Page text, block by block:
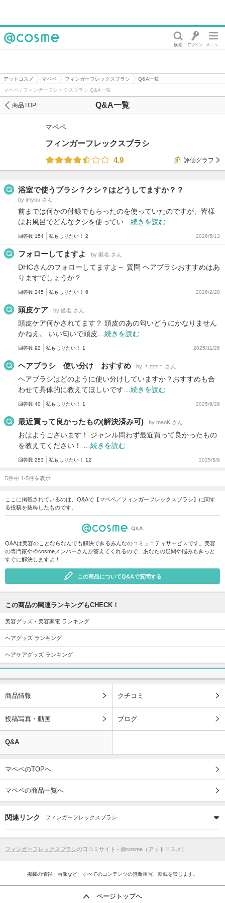
アットコスメ マペペ フィンガーフレックスブラシ
Q&A一覧
マペペ / フィンガーフレックスブラシ Q&A一覧
Q&A一覧
商品TOP
マペペ
フィンガーフレックスブラシ
4.9
評価グラフ
浴室で使うブラシ？クシ？はどうしてますか？？
by imyou さん
前までは何かの付録でもらったのを使っていたのですが、皆様
はお風呂でどんなクシを使ってい… 続きを読む
回答数 154 私もしりたい！ 2 2026/5/13
フォローしてますよ by 匿名 さん
DHCさんのフォローしてますよ～ 質問 ヘアブラシおすすめはあ
りますでしょうか？
回答数 245 私もしりたい！ 6 2026/2/28
頭皮ケア by 匿名 さん
頭皮ケア何かされてます？ 頭皮のあの匂いどうにかなりません
かねえ。 いい匂いで頭皮… 続きを読む
回答数 92 私もしりたい！ 1 2025/11/26
ヘアブラシ 使い分け おすすめ by ＊zzz＊ さん
ヘアブラシはどのように使い分けしていますか？おすすめも合
わせて具体的に教えてほしいです… 続きを読む
回答数 40 私もしりたい！ 1 2025/9/29
最近買って良かったもの(解決済み可) by maoK さん
おはようございます！ ジャンル問わず最近買って良かったもの
を教えてください！ … 続きを読む
回答数 253 私もしりたい！ 12 2025/5/9
5件中 1-5件を表示
ここに掲載されているのは、Q&Aで【マペペ／フィンガーフレックスブラシ】に関す
る投稿を抜粋したものです。
Q&Aは美容のことならなんでも解決できるみんなのコミュニティサービスです。美容
の専門家や＠cosmeメンバーさんが答えてくれるので、あなたの疑問や悩みもきっと
すぐに解決しますよ！
この商品についてQ&Aで質問する
この商品の関連ランキングもCHECK！
美容グッズ・美容家電 ランキング
ヘアグッズ ランキング
ヘアケアグッズ ランキング
商品情報 クチコミ
投稿写真・動画 ブログ
Q&A
マペペのTOPへ
マペペの商品一覧へ
関連リンク フィンガーフレックスブラシ
フィンガーフレックスブラシの口コミサイト - @cosme（アットコスメ）
掲載の情報・画像など、すべてのコンテンツの無断複写、転載を禁じます。
ページトップへ